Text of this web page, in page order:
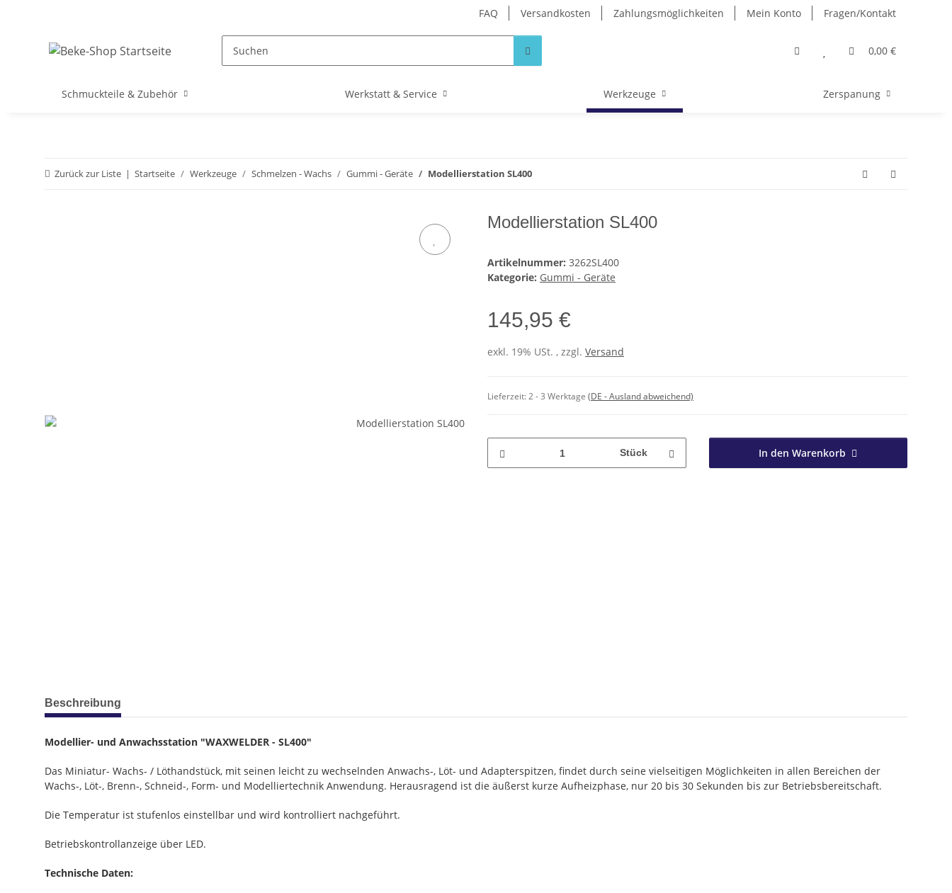
FAQ Versandkosten Zahlungsmöglichkeiten Mein Konto Fragen/Kontakt
0,00 €
Schmuckteile & Zubehör Werkstatt & Service Werkzeuge Zerspanung
Zurück zur Liste Startseite Werkzeuge Schmelzen - Wachs Gummi - Geräte Modellierstation SL400
Modellierstation SL400
Artikelnummer: 3262SL400
Kategorie: Gummi - Geräte
145,95 €
exkl. 19% USt. , zzgl. Versand
Lieferzeit:2 - 3 Werktage (DE - Ausland abweichend)
Stück In den Warenkorb
weitere Registerkarten anzeigen
Beschreibung
Modellier- und Anwachsstation "WAXWELDER - SL400"
Das Miniatur- Wachs- / Löthandstück, mit seinen leicht zu wechselnden Anwachs-, Löt- und Adapterspitzen, findet durch seine vielseitigen Möglichkeiten in allen Bereichen der
Wachs-, Löt-, Brenn-, Schneid-, Form- und Modelliertechnik Anwendung. Herausragend ist die äußerst kurze Aufheizphase, nur 20 bis 30 Sekunden bis zur Betriebsbereitschaft.
Die Temperatur ist stufenlos einstellbar und wird kontrolliert nachgeführt.
Betriebskontrollanzeige über LED.
Technische Daten: